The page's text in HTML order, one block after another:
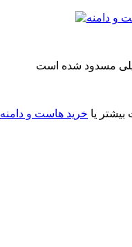
مسدود شده است
یا خرید هاست و دامنه